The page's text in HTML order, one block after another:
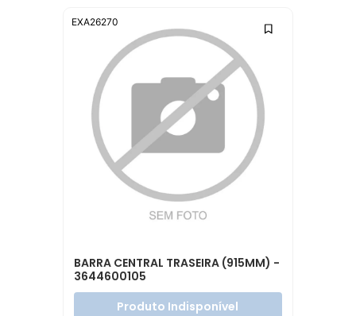
BARRA CENTRAL TRASEIRA (915MM) -
3644600105
Produto Indisponível
EXA26270